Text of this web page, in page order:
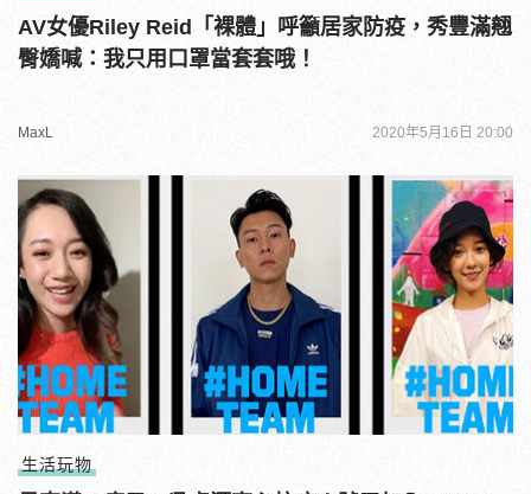
AV女優Riley Reid「裸體」呼籲居家防疫，秀豐滿翹
臀嬌喊：我只用口罩當套套哦！
MaxL 2020年5月16日 20:00
生活玩物